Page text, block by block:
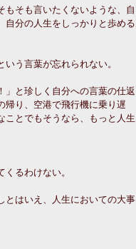
そも言いたくないような、自
自分の人生をしっかりと歩める
う言葉が忘れられない。
」と珍しく自分への言葉の仕返
帰り、空港で飛行機に乗り遅
ことでもそうなら、もっと人生
るわけない。
とはいえ、人生においての大事